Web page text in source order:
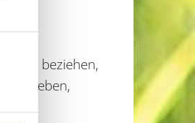
beziehen,
Vorlieben,